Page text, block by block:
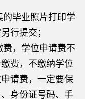
的毕业照片打印学
行提交；
费，学位申请费不
费，不缴纳学位
请费，一定要保
身份证号码、手